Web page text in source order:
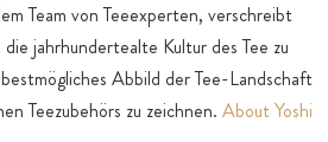
Team von Teeexperten, verschreibt
jahrhundertealte Kultur des Tee zu
Abbild der Tee-Landschaft
Teezubehörs zu zeichnen. About Yoshi